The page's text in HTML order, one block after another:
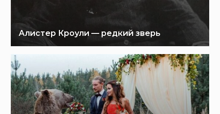
Алистер Кроули — редкий зверь